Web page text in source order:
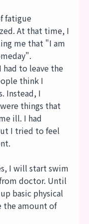
fatigue
At that time, I
me that "I am
had to leave the
think I
Instead, I
things that
ill. I had
I tried to feel
I will start swim
doctor. Until
basic physical
the amount of